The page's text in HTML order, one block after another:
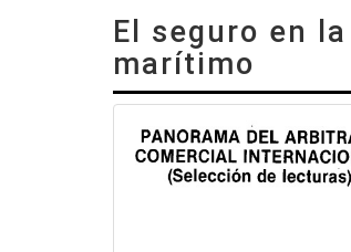
El seguro en
marítimo